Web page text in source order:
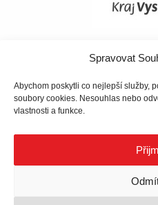
Spravovat
Abychom poskytli co nejlepší služby,
soubory cookies. Nesouhlas nebo
vlastnosti a funkce.